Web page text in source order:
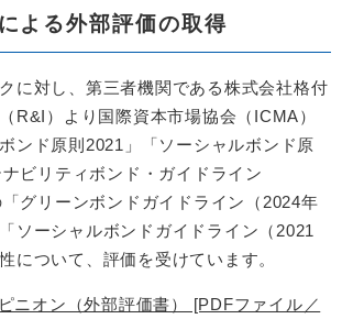
よる外部評価の取得
に対し、第三者機関である株式会社格付
R&I）より国際資本市場協会（ICMA）
ンド原則2021」「ソーシャルボンド原
ビリティボンド・ガイドライン
グリーンボンドガイドライン（2024年
ソーシャルボンドガイドライン（2021
について、評価を受けています。
ニオン（外部評価書） [PDFファイル／